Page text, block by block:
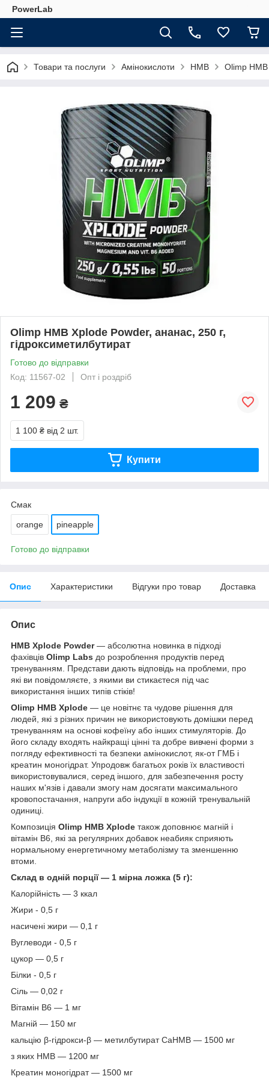
PowerLab
Товари та послуги Амінокислоти HMB Olimp HMB
Olimp HMB Xplode Powder, ананас, 250 г,
гідроксиметилбутират
Готово до відправки
Код: 11567-02
Опт і роздріб
1 209 ₴
1 100 ₴ від 2 шт.
Купити
Смак
orange pineapple
Готово до відправки
Опис Характеристики Відгуки про товар Доставка
Опис
HMB Xplode Powder— абсолютна новинка в підході
фахівців Olimp Labs до розроблення продуктів перед
тренуванням. Представи дають відповідь на проблеми, про
які ви повідомляєте, з якими ви стикаєтеся під час
використання інших типів стіків!
Olimp HMB Xplode — це новітнє та чудове рішення для
людей, які з різних причин не використовують домішки перед
тренуванням на основі кофеїну або інших стимуляторів. До
його складу входять найкращі цінні та добре вивчені форми з
погляду ефективності та безпеки амінокислот, як-от ГМБ і
креатин моногідрат. Упродовж багатьох років їх властивості
використовувалися, серед іншого, для забезпечення росту
наших м'язів і давали змогу нам досягати максимального
кровопостачання, напруги або індукції в кожній тренувальній
одиниці.
Композиція Olimp HMB Xplode також доповнює магній і
вітамін B6, які за регулярних добавок неабияк сприяють
нормальному енергетичному метаболізму та зменшенню
втоми.
Склад в одній порції — 1 мірна ложка (5 г):
Калорійність — 3 ккал
Жири - 0,5 г
насичені жири — 0,1 г
Вуглеводи - 0,5 г
цукор — 0,5 г
Білки - 0,5 г
Сіль — 0,02 г
Вітамін B6 — 1 мг
Магній — 150 мг
кальцію β-гідрокси-β — метилбутират CaHMB — 1500 мг
з яких HMB — 1200 мг
Креатин моногідрат — 1500 мг